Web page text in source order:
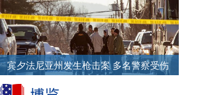
宾夕法尼亚州发生枪击案 多名警察受伤